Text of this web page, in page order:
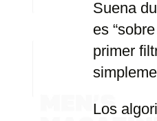
Suena
es
primer
Los